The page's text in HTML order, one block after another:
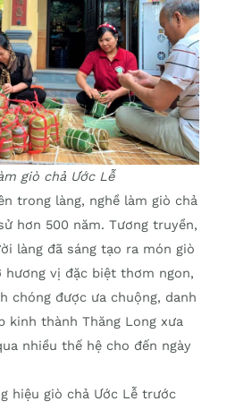
giò chả Ước Lễ
trong làng, nghề làm giò chả
hơn 500 năm. Tương truyền,
làng đã sáng tạo ra món giò
hương vị đặc biệt thơm ngon,
chóng được ưa chuộng, danh
kinh thành Thăng Long xưa
nhiều thế hệ cho đến ngày
hiệu giò chả Ước Lễ trước